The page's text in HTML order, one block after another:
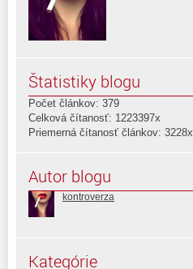
Štatistiky blogu
Počet článkov: 379
Celková čítanosť: 1223397x
Priemerná čítanosť článkov: 3228x
Autor blogu
kontroverza
Kategórie